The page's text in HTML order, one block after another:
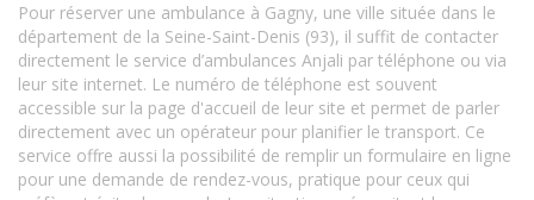
Pour réserver une ambulance à Gagny, une ville située dans le
département de la Seine-Saint-Denis (93), il suffit de contacter
directement le service d’ambulances Anjali par téléphone ou via
leur site internet. Le numéro de téléphone est souvent
accessible sur la page d'accueil de leur site et permet de parler
directement avec un opérateur pour planifier le transport. Ce
service offre aussi la possibilité de remplir un formulaire en ligne
pour une demande de rendez-vous, pratique pour ceux qui